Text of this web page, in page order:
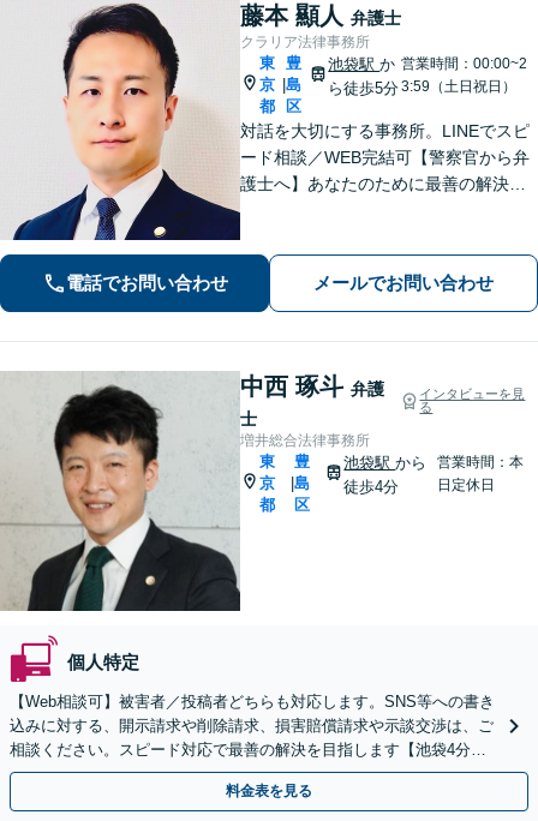
藤本 顯人 弁護士
クラリア法律事務所
東
京
都
|
豊
島
区
池袋駅か
ら徒歩5分
営業時間：00:00~2
3:59（土日祝日）
対話を大切にする事務所。LINEでスピ
ード相談／WEB完結可【警察官から弁
護士へ】あなたのために最善の解決を
民事から刑事事件まで幅広く支援【完
電話でお問い合わせ メールでお問い合わせ
中西 琢斗 弁護
士
インタビューを見
る
増井総合法律事務所
東
京
都
豊
島
区
池袋駅から
徒歩4分
営業時間：本
日定休日
個人特定
【Web相談可】被害者／投稿者どちらも対応します。SNS等への書き
込みに対する、開示請求や削除請求、損害賠償請求や示談交渉は、ご
相談ください。スピード対応で最善の解決を目指します【池袋4分】
企業の書き込み被害のご相談にも対応
料金表を見る